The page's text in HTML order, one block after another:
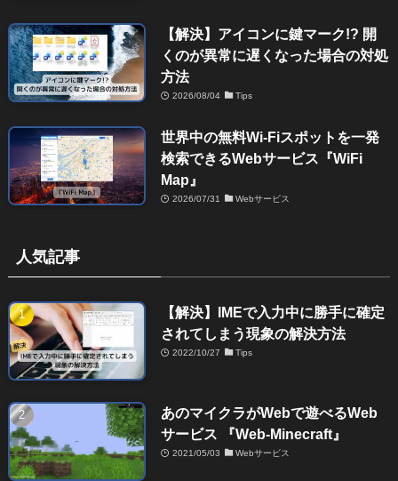
【解決】アイコンに鍵マーク!? 開
くのが異常に遅くなった場合の対処
方法
2026/08/04 Tips
世界中の無料Wi-Fiスポットを一発
検索できるWebサービス『WiFi
Map』
2026/07/31 Webサービス
人気記事
【解決】IMEで入力中に勝手に確定
されてしまう現象の解決方法
2022/10/27 Tips
あのマイクラがWebで遊べるWeb
サービス 『Web-Minecraft』
2021/05/03 Webサービス